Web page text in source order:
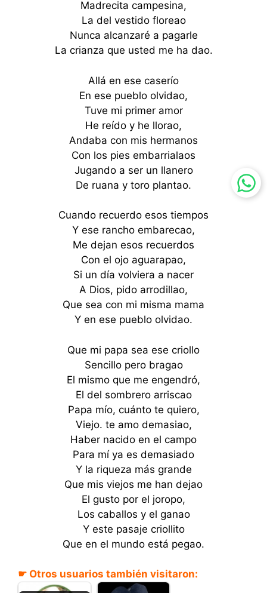
Madrecita campesina,
La del vestido floreao
Nunca alcanzaré a pagarle
La crianza que usted me ha dao.
Allá en ese caserío
En ese pueblo olvidao,
Tuve mi primer amor
He reído y he llorao,
Andaba con mis hermanos
Con los pies embarrialaos
Jugando a ser un llanero
De ruana y toro plantao.
Cuando recuerdo esos tiempos
Y ese rancho embarecao,
Me dejan esos recuerdos
Con el ojo aguarapao,
Si un día volviera a nacer
A Dios, pido arrodillao,
Que sea con mi misma mama
Y en ese pueblo olvidao.
Que mi papa sea ese criollo
Sencillo pero bragao
El mismo que me engendró,
El del sombrero arriscao
Papa mío, cuánto te quiero,
Viejo. te amo demasiao,
Haber nacido en el campo
Para mí ya es demasiado
Y la riqueza más grande
Que mis viejos me han dejao
El gusto por el joropo,
Los caballos y el ganao
Y este pasaje criollito
Que en el mundo está pegao.
☛ Otros usuarios también visitaron: